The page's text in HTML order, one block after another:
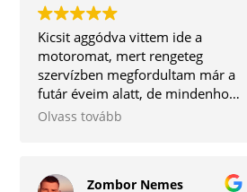
Köszönöm mégegyszer!
Kicsit aggódva vittem ide a
motoromat, mert rengeteg
szervízben megfordultam már a
futár éveim alatt, de mindenhol
vagy lehúzás van, vagy kontár
nem lett kész 1 nap alatt a
Olvass tovább
Zombor Nemes